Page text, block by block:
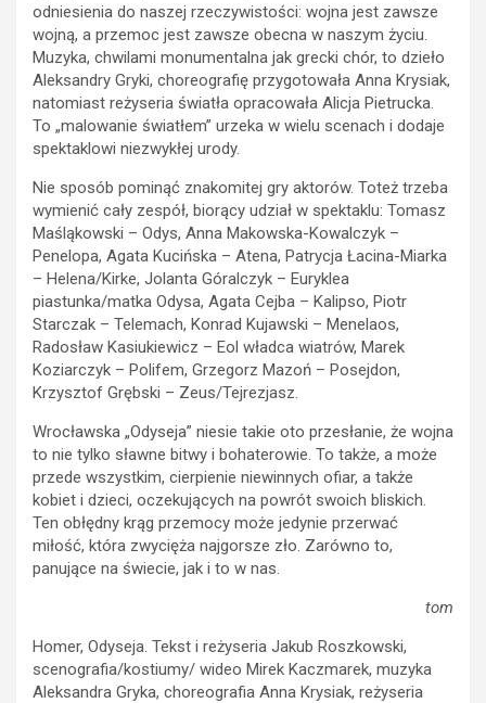
odniesienia do naszej rzeczywistości: wojna jest zawsze
wojną, a przemoc jest zawsze obecna w naszym życiu.
Muzyka, chwilami monumentalna jak grecki chór, to dzieło
Aleksandry Gryki, choreografię przygotowała Anna Krysiak,
natomiast reżyseria światła opracowała Alicja Pietrucka.
To „malowanie światłem” urzeka w wielu scenach i dodaje
spektaklowi niezwykłej urody.
Nie sposób pominąć znakomitej gry aktorów. Toteż trzeba
wymienić cały zespół, biorący udział w spektaklu: Tomasz
Maśląkowski – Odys, Anna Makowska-Kowalczyk –
Penelopa, Agata Kucińska – Atena, Patrycja Łacina-Miarka
– Helena/Kirke, Jolanta Góralczyk – Euryklea
piastunka/matka Odysa, Agata Cejba – Kalipso, Piotr
Starczak – Telemach, Konrad Kujawski – Menelaos,
Radosław Kasiukiewicz – Eol władca wiatrów, Marek
Koziarczyk – Polifem, Grzegorz Mazoń – Posejdon,
Krzysztof Grębski – Zeus/Tejrezjasz.
Wrocławska „Odyseja” niesie takie oto przesłanie, że wojna
to nie tylko sławne bitwy i bohaterowie. To także, a może
przede wszystkim, cierpienie niewinnych ofiar, a także
kobiet i dzieci, oczekujących na powrót swoich bliskich.
Ten obłędny krąg przemocy może jedynie przerwać
miłość, która zwycięża najgorsze zło. Zarówno to,
panujące na świecie, jak i to w nas.
tom
Homer, Odyseja. Tekst i reżyseria Jakub Roszkowski,
scenografia/kostiumy/ wideo Mirek Kaczmarek, muzyka
Aleksandra Gryka, choreografia Anna Krysiak, reżyseria